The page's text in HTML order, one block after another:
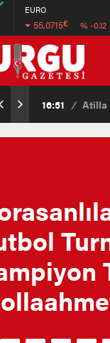
EURO
55,0715€ % -0.12
52.8
15:07 /